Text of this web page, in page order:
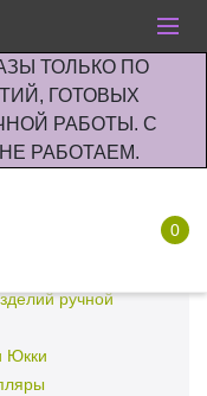
ТОЛЬКО ПО
ГОТОВЫХ
РАБОТЫ. С
РАБОТАЕМ.
0
ручной
Юкки